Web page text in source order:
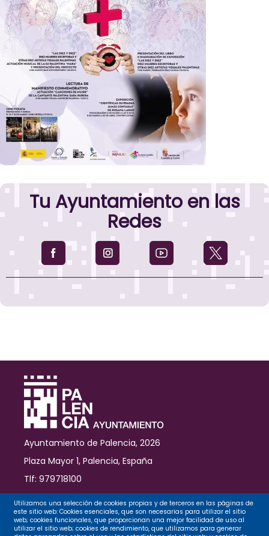
Tu Ayuntamiento en las
Redes
Ayuntamiento de Palencia, 2026
Plaza Mayor 1, Palencia, España
Tlf: 979718100
Contacto
Utilizamos una selección de cookies propias y de terceros en las páginas de
este sitio web: Cookies esenciales, que son necesarias para utilizar el sitio
web; cookies funcionales, que proporcionan una mejor facilidad de uso al
utilizar el sitio web; cookies de rendimiento, que utilizamos para generar